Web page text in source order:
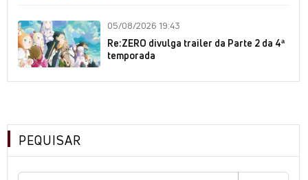
05/08/2026 19:43
Re:ZERO divulga trailer da Parte 2 da 4ª
temporada
PEQUISAR